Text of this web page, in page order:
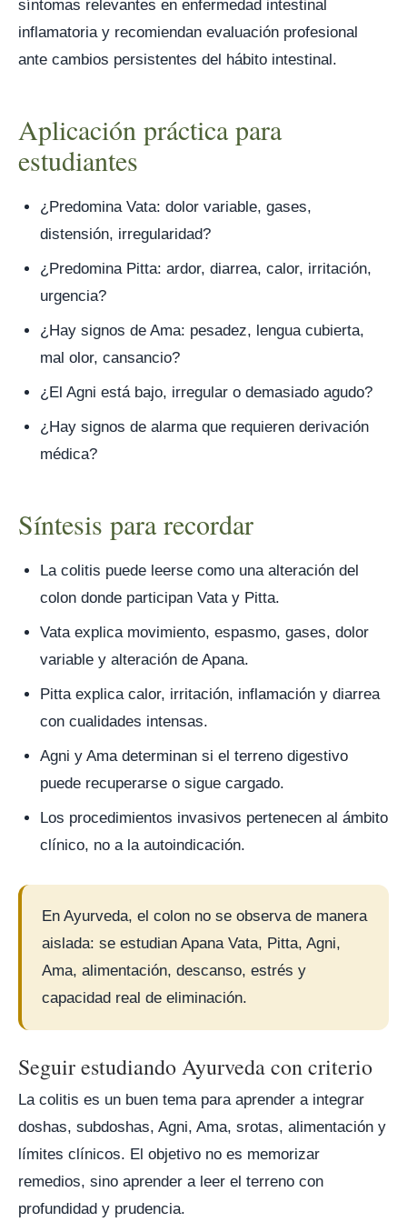
síntomas relevantes en enfermedad intestinal
inflamatoria y recomiendan evaluación profesional
ante cambios persistentes del hábito intestinal.
Aplicación práctica para
estudiantes
¿Predomina Vata: dolor variable, gases,
distensión, irregularidad?
¿Predomina Pitta: ardor, diarrea, calor, irritación,
urgencia?
¿Hay signos de Ama: pesadez, lengua cubierta,
mal olor, cansancio?
¿El Agni está bajo, irregular o demasiado agudo?
¿Hay signos de alarma que requieren derivación
médica?
Síntesis para recordar
La colitis puede leerse como una alteración del
colon donde participan Vata y Pitta.
Vata explica movimiento, espasmo, gases, dolor
variable y alteración de Apana.
Pitta explica calor, irritación, inflamación y diarrea
con cualidades intensas.
Agni y Ama determinan si el terreno digestivo
puede recuperarse o sigue cargado.
Los procedimientos invasivos pertenecen al ámbito
clínico, no a la autoindicación.
En Ayurveda, el colon no se observa de manera
aislada: se estudian Apana Vata, Pitta, Agni,
Ama, alimentación, descanso, estrés y
capacidad real de eliminación.
Seguir estudiando Ayurveda con criterio
La colitis es un buen tema para aprender a integrar
doshas, subdoshas, Agni, Ama, srotas, alimentación y
límites clínicos. El objetivo no es memorizar
remedios, sino aprender a leer el terreno con
profundidad y prudencia.